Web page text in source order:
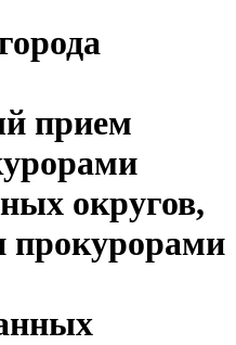
прием
округов,